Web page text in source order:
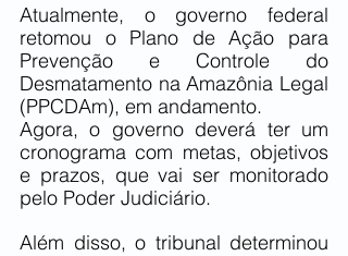
Atualmente, o governo federal
retomou o Plano de Ação para
Prevenção e Controle do
Desmatamento na Amazônia Legal
(PPCDAm), em andamento.
Agora, o governo deverá ter um
cronograma com metas, objetivos
e prazos, que vai ser monitorado
pelo Poder Judiciário.
Além disso, o tribunal determinou